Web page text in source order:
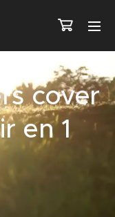
cover
en 1